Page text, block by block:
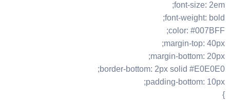
font-size: 2em;
font-weight: bold;
color: #007BFF;
margin-top: 40px;
margin-bottom: 20px;
border-bottom: 2px solid #E0E0E0;
padding-bottom: 10px;
}